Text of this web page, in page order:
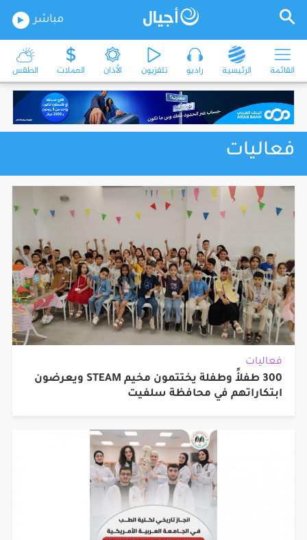
مباشر
القائمة الرئيسية راديو تلفزيون الأذان العملات الطقس
فعاليات
فعاليات
300 طفلأً وطفلة يختتمون مخيم STEAM ويعرضون
ابتكاراتهم في محافظة سلفيت